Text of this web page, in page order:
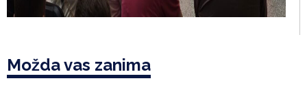
Možda vas zanima